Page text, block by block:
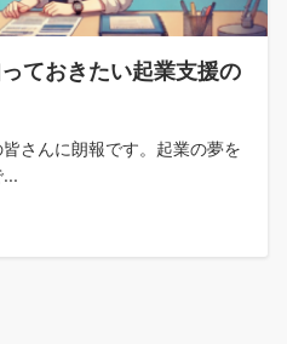
ておきたい起業支援の
さんに朗報です。起業の夢を